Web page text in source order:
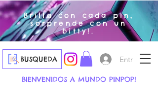
Brilla con cada pin,
sorprende con un
bitty!.
BUSQUEDA
BIENVENIDOS A MUNDO PINPOP!
Entrar